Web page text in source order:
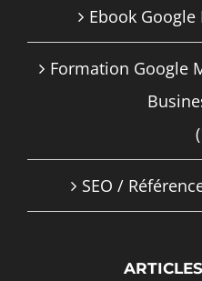
Ebook
Formation Google
SEO /